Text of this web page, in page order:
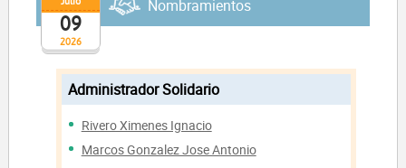
2026
09
Nombramientos
Administrador Solidario
Rivero Ximenes Ignacio
Marcos Gonzalez Jose Antonio